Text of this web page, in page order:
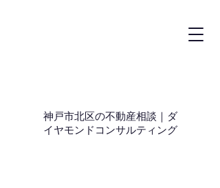
神戸市北区の不動産相談｜ダ
イヤモンドコンサルティング